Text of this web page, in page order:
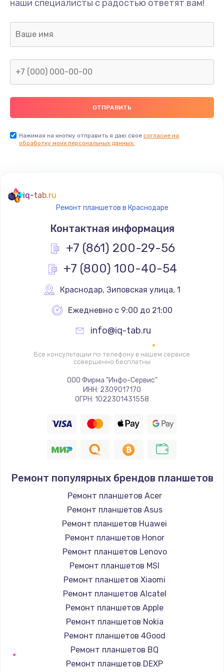
Ремонт предварительных цепей усиления (для
активных сабвуферов)
Ремонт после залития
Заказать
1400 руб.
Простой ремонт основной платы
2400 руб.
Заказать
Восстановление после попадания влаги
2800 руб.
Заказать
Ремонт низкочастотных выходов ТВ-приставки
1900 руб.
Заказать
1900 руб.
1400 руб.
Заказать
Восстановление после падения
Заказать
Пайка и ремонт платы брелка
Заказать
Программирование АТС
Заказать
наши специалисты с радостью ответят вам!
Нажимая на кнопку отправить я даю свое согласие на
обработку моих персональных данных.
iq-tab.ru
Ремонт планшетов в Краснодаре
Контактная информация
+7 (861) 200-29-56
+7 (800) 100-40-54
Краснодар, Зиповская улица, 1
Ежедневно с 9:00 до 21:00
info@iq-tab.ru
Все консультации по телефону в нашем сервисе
совершенно бесплатны
ООО Фирма "Инфо-Сервис"
ИНН: 2309017170
ОГРН: 1022301431558
Ремонт популярных брендов планшетов
Ремонт планшетов Acer
Ремонт планшетов Asus
Ремонт планшетов Huawei
Ремонт планшетов Honor
Ремонт планшетов Lenovo
Ремонт планшетов MSI
Ремонт планшетов Xiaomi
Ремонт планшетов Alcatel
Ремонт планшетов Apple
Ремонт планшетов Nokia
Ремонт планшетов 4Good
Ремонт планшетов BQ
Ремонт планшетов DEXP